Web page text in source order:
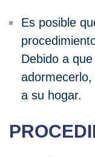
Es posible
Debido a
a su hogar.